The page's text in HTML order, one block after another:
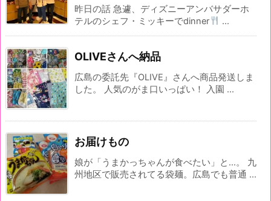
昨日の話 急遽、ディズニーアンバサダーホ
テルのシェフ・ミッキーでdinner
...
OLIVEさんへ納品
広島の委託先『OLIVE』さんへ商品発送しま
した。 人気のがま口いっぱい！ 入園 ...
お届けもの
娘が「うまかっちゃんが食べたい」と…。 九
州地区で販売されてる袋麺。広島でも普通 ...